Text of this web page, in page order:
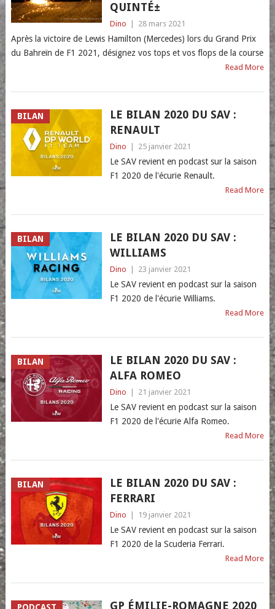
QUINTÉ±
Dino 28 mars 2021
Après la victoire de Lewis Hamilton (Mercedes) lors du Grand Prix
du Bahreïn de F1 2021, désignez vos tops et vos flops de la course
Read More
BILAN
LE BILAN 2020 DU SAV :
RENAULT
Dino 25 janvier 2021
Le SAV revient en podcast sur la saison
F1 2020 de l'écurie Renault.
Read More
BILAN
LE BILAN 2020 DU SAV :
WILLIAMS
Dino 23 janvier 2021
Le SAV revient en podcast sur la saison
F1 2020 de l'écurie Williams.
Read More
BILAN
LE BILAN 2020 DU SAV :
ALFA ROMEO
Dino 21 janvier 2021
Le SAV revient en podcast sur la saison
F1 2020 de l'écurie Alfa Romeo.
Read More
BILAN
LE BILAN 2020 DU SAV :
FERRARI
Dino 19 janvier 2021
Le SAV revient en podcast sur la saison
F1 2020 de la Scuderia Ferrari.
Read More
GP ÉMILIE-ROMAGNE 2020